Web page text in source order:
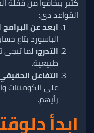
القواعد دي:
ابعد عن
الباسورد بتاع
التدرج: لما تيجي
طبيعية.
التفاعل
على الكومنتات
رأيهم.
ابدأ